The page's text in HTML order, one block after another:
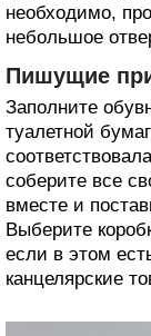
необходимо,
небольшое
Пишущие
Заполните
туалетной
соберите все
вместе и
Выберите
если в этом
канцелярские